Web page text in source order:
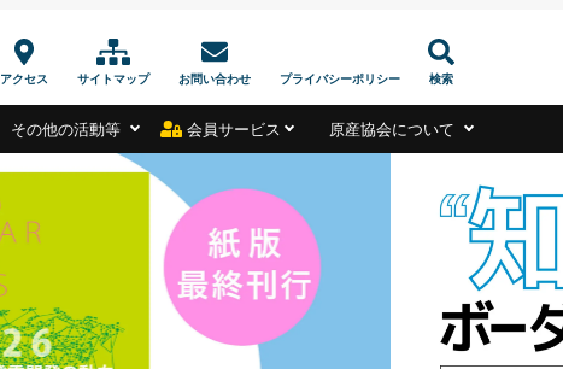
アクセス サイトマップ お問い合わせ プライバシーポリシー 検索
その他の活動等 会員サービス 原産協会について